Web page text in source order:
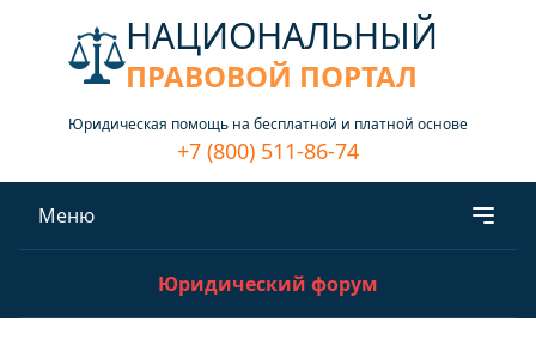
НАЦИОНАЛЬНЫЙ
ПРАВОВОЙ ПОРТАЛ
Юридическая помощь на бесплатной и платной основе
+7 (800) 511-86-74
Меню
Юридический форум